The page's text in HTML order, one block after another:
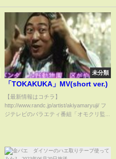
未分類
「TOKAKUKA」MV(short ver.)
【最新情報はコチラ】
http://www.randc.jp/artist/akiyamaryuji/ フ
ジテレビのバラエティ番組「オモクリ監...